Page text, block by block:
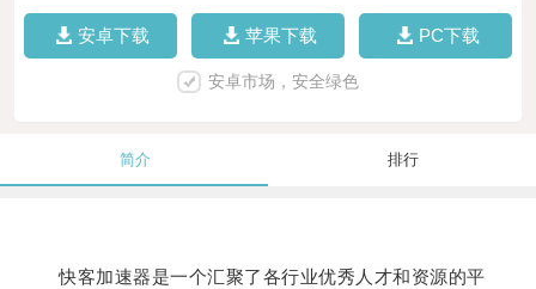
安卓下载 苹果下载 PC下载
安卓市场，安全绿色
简介 排行
快客加速器是一个汇聚了各行业优秀人才和资源的平